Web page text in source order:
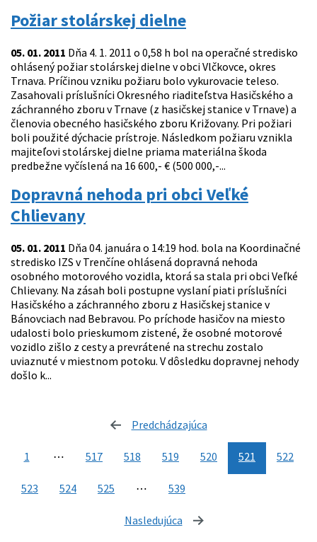
Požiar stolárskej dielne
05. 01. 2011 Dňa 4. 1. 2011 o 0,58 h bol na operačné stredisko
ohlásený požiar stolárskej dielne v obci Vlčkovce, okres
Trnava. Príčinou vzniku požiaru bolo vykurovacie teleso.
Zasahovali príslušníci Okresného riaditeľstva Hasičského a
záchranného zboru v Trnave (z hasičskej stanice v Trnave) a
členovia obecného hasičského zboru Križovany. Pri požiari
boli použité dýchacie prístroje. Následkom požiaru vznikla
majiteľovi stolárskej dielne priama materiálna škoda
predbežne vyčíslená na 16 600,- € (500 000,-...
Dopravná nehoda pri obci Veľké
Chlievany
05. 01. 2011 Dňa 04. januára o 14:19 hod. bola na Koordinačné
stredisko IZS v Trenčíne ohlásená dopravná nehoda
osobného motorového vozidla, ktorá sa stala pri obci Veľké
Chlievany. Na zásah boli postupne vyslaní piati príslušníci
Hasičského a záchranného zboru z Hasičskej stanice v
Bánovciach nad Bebravou. Po príchode hasičov na miesto
udalosti bolo prieskumom zistené, že osobné motorové
vozidlo zišlo z cesty a prevrátené na strechu zostalo
uviaznuté v miestnom potoku. V dôsledku dopravnej nehody
došlo k...
Predchádzajúca
1 ⋯ 517 518 519 520 521 522
523 524 525 ⋯ 539
Nasledujúca stránka